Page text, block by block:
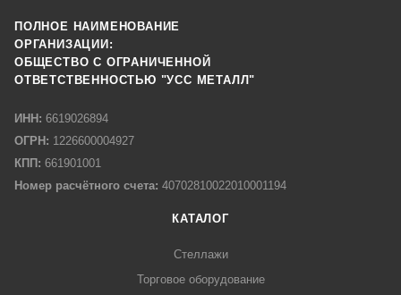
ПОЛНОЕ НАИМЕНОВАНИЕ
ОРГАНИЗАЦИИ:
ОБЩЕСТВО С ОГРАНИЧЕННОЙ
ОТВЕТСТВЕННОСТЬЮ "УСС МЕТАЛЛ"
ИНН: 6619026894
ОГРН: 1226600004927
КПП: 661901001
Номер расчётного счета: 40702810022010001194
КАТАЛОГ
Стеллажи
Торговое оборудование